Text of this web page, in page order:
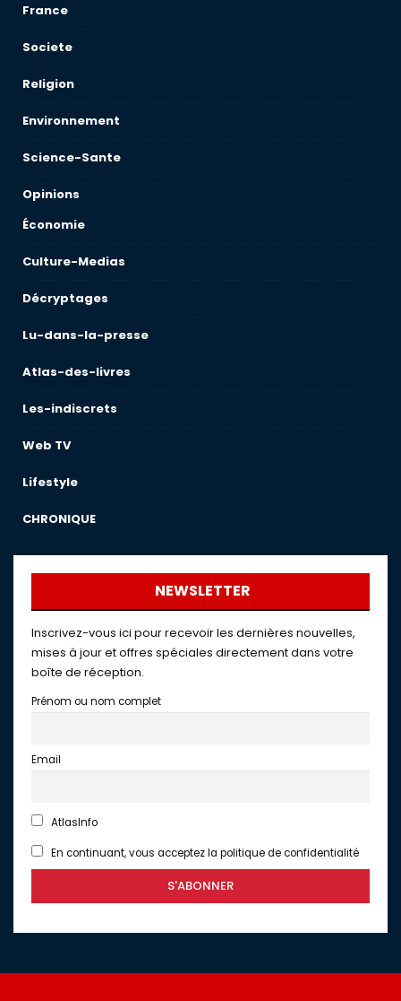
France
Societe
Religion
Environnement
Science-Sante
Opinions
Économie
Culture-Medias
Décryptages
Lu-dans-la-presse
Atlas-des-livres
Les-indiscrets
Web TV
Lifestyle
CHRONIQUE
NEWSLETTER
Inscrivez-vous ici pour recevoir les dernières nouvelles,
mises à jour et offres spéciales directement dans votre
boîte de réception.
Prénom ou nom complet
Email
AtlasInfo
En continuant, vous acceptez la politique de confidentialité